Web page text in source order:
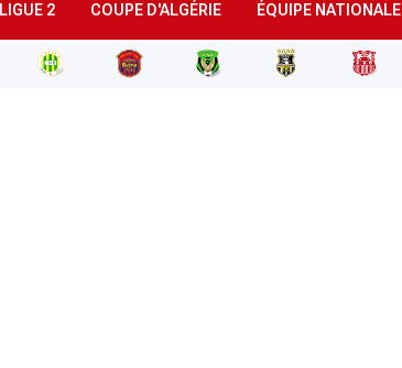
LIGUE 2 COUPE D'ALGÉRIE ÉQUIPE NATIONALE